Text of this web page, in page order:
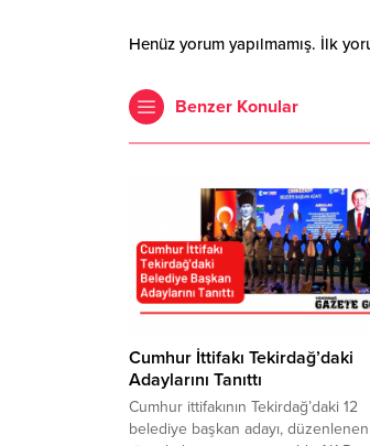
Henüz yorum yapılmamış. İlk
Benzer Konular
Cumhur İttifakı Tekirdağ’daki
Adaylarını Tanıttı
Cumhur ittifakının Tekirdağ’daki 12
belediye başkan adayı, düzenlenen